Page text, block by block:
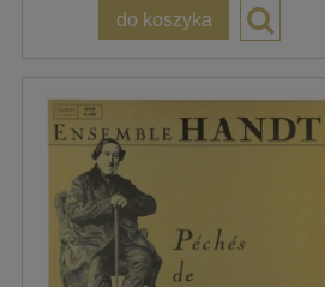
do koszyka